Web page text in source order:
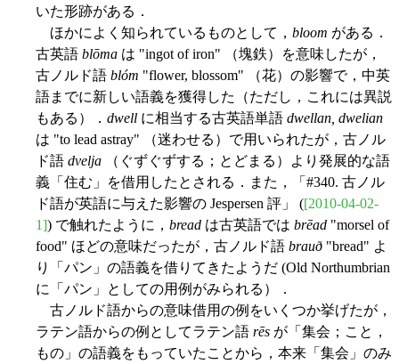
いた形跡がある．
ほかによく知られているものとして， bloom がある．
古英語 blōma は "ingot of iron" （塊鉄）を意味したが，
古ノルド語 blóm "flower, blossom" （花）の影響で，中英
語までに新しい語義を獲得した（ただし，これには異説
もある）． dwell に相当する古英語単語 dwellan, dwelian
は "to lead astray" （迷わせる）で用いられたが，古ノル
ド語 dvelja （ぐずぐずする；とどまる）より発展的な語
義「住む」を借用したとされる．また，「#340. 古ノル
ド語が英語に与えた影響の Jespersen 評」 ([2010-04-02-
1]) で触れたように， bread は古英語では brēad "morsel of
food" ほどの意味だったが，古ノルド語 brauð "bread" よ
り「パン」の語義を借りてきたようだ (Old Northumbrian
に「パン」としての用例がみられる）．
古ノルド語からの意味借用の例をいくつか挙げたが，
ラテン語からの例としてラテン語 rēs が「集会；こと，
もの」の語義をもっていたことから，本来「集会」のみ